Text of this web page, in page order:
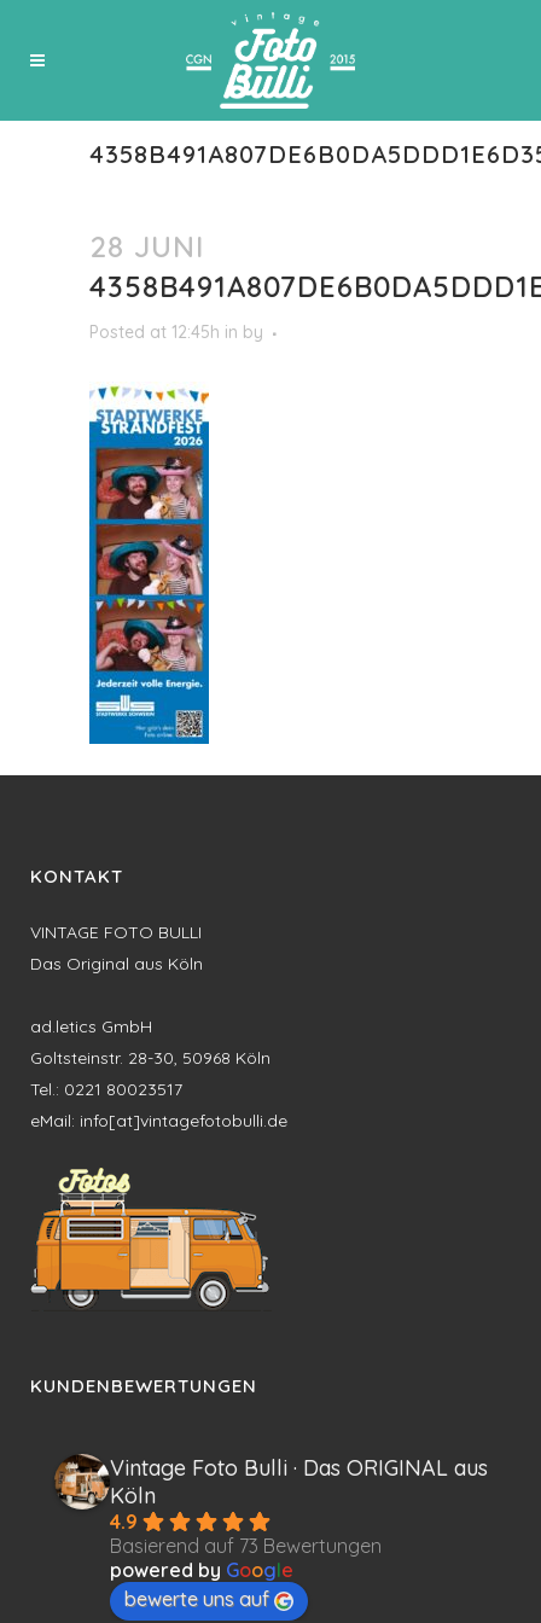
28 JUNI
Posted at 12:45h in by
KONTAKT
VINTAGE FOTO BULLI
Das Original aus Köln
ad.letics GmbH
Goltsteinstr. 28-30, 50968 Köln
Tel.: 0221 80023517
eMail: info[at]vintagefotobulli.de
KUNDENBEWERTUNGEN
Vintage Foto Bulli · Das ORIGINAL aus
Köln
4.9
Basierend auf 73 Bewertungen
powered by Google
bewerte uns auf